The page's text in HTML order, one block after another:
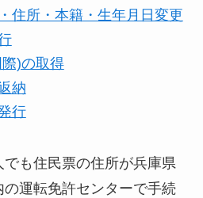
住所・本籍・生年月日変更
)の取得
納
行
も住民票の住所が兵庫県
運転免許センターで手続